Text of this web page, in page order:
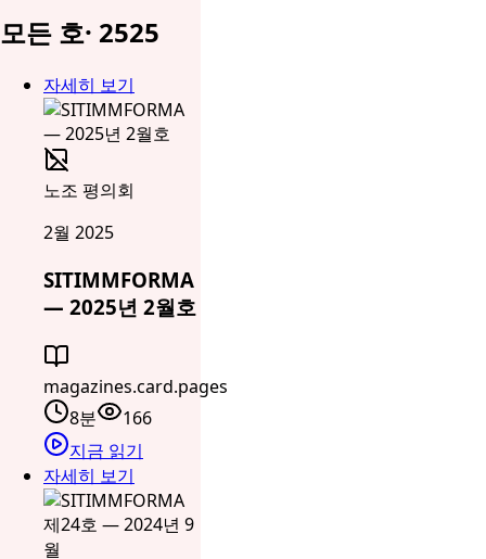
모든 호· 2525
자세히 보기
노조 평의회
2월 2025
SITIMMFORMA
— 2025년 2월호
magazines.card.pages
8분
166
지금 읽기
자세히 보기